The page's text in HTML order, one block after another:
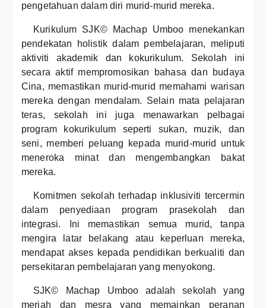
pengetahuan dalam diri murid-murid mereka.
Kurikulum SJK© Machap Umboo menekankan
pendekatan holistik dalam pembelajaran, meliputi
aktiviti akademik dan kokurikulum. Sekolah ini
secara aktif mempromosikan bahasa dan budaya
Cina, memastikan murid-murid memahami warisan
mereka dengan mendalam. Selain mata pelajaran
teras, sekolah ini juga menawarkan pelbagai
program kokurikulum seperti sukan, muzik, dan
seni, memberi peluang kepada murid-murid untuk
meneroka minat dan mengembangkan bakat
mereka.
Komitmen sekolah terhadap inklusiviti tercermin
dalam penyediaan program prasekolah dan
integrasi. Ini memastikan semua murid, tanpa
mengira latar belakang atau keperluan mereka,
mendapat akses kepada pendidikan berkualiti dan
persekitaran pembelajaran yang menyokong.
SJK© Machap Umboo adalah sekolah yang
meriah dan mesra yang memainkan peranan